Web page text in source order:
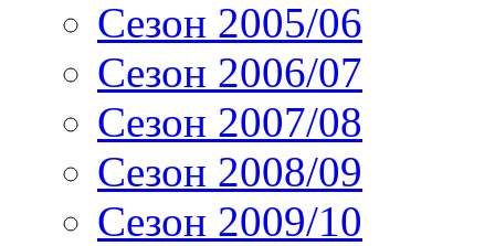
Сезон 2005/06
Сезон 2006/07
Сезон 2007/08
Сезон 2008/09
Сезон 2009/10